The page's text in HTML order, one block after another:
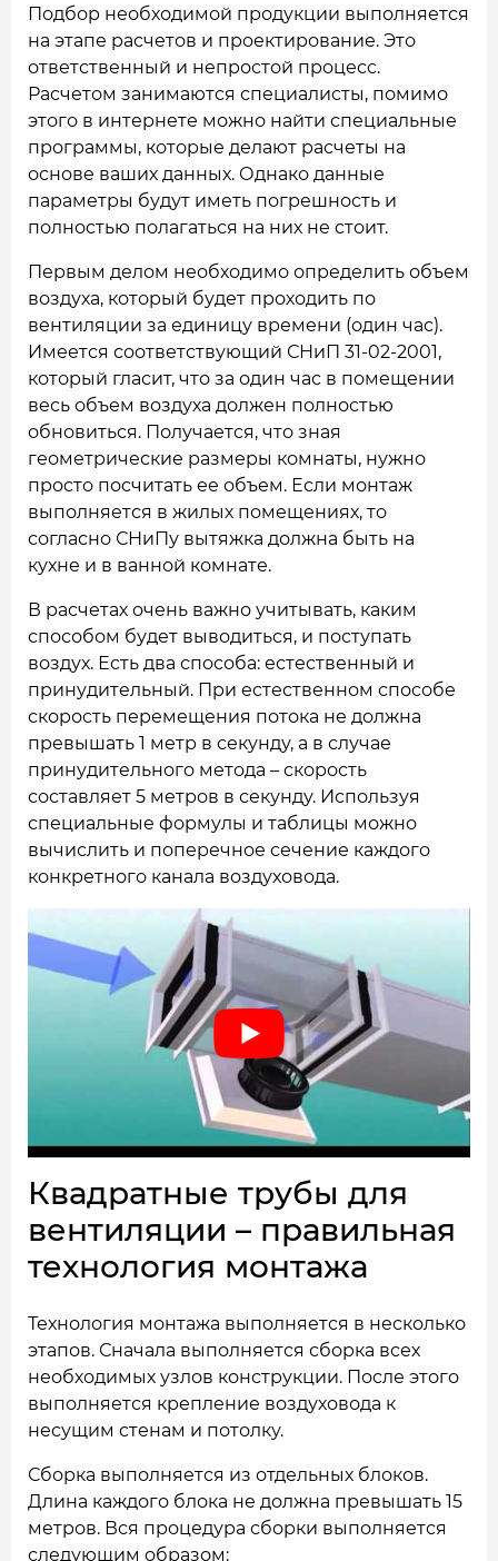
Подбор необходимой продукции выполняется
на этапе расчетов и проектирование. Это
ответственный и непростой процесс.
Расчетом занимаются специалисты, помимо
этого в интернете можно найти специальные
программы, которые делают расчеты на
основе ваших данных. Однако данные
параметры будут иметь погрешность и
полностью полагаться на них не стоит.
Первым делом необходимо определить объем
воздуха, который будет проходить по
вентиляции за единицу времени (один час).
Имеется соответствующий СНиП 31-02-2001,
который гласит, что за один час в помещении
весь объем воздуха должен полностью
обновиться. Получается, что зная
геометрические размеры комнаты, нужно
просто посчитать ее объем. Если монтаж
выполняется в жилых помещениях, то
согласно СНиПу вытяжка должна быть на
кухне и в ванной комнате.
В расчетах очень важно учитывать, каким
способом будет выводиться, и поступать
воздух. Есть два способа: естественный и
принудительный. При естественном способе
скорость перемещения потока не должна
превышать 1 метр в секунду, а в случае
принудительного метода – скорость
составляет 5 метров в секунду. Используя
специальные формулы и таблицы можно
вычислить и поперечное сечение каждого
конкретного канала воздуховода.
Квадратные трубы для
вентиляции – правильная
технология монтажа
Технология монтажа выполняется в несколько
этапов. Сначала выполняется сборка всех
необходимых узлов конструкции. После этого
выполняется крепление воздуховода к
несущим стенам и потолку.
Сборка выполняется из отдельных блоков.
Длина каждого блока не должна превышать 15
метров. Вся процедура сборки выполняется
следующим образом: